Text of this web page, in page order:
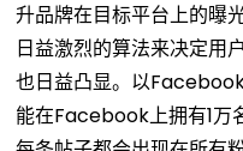
升品牌在目标平台上的曝
日益激烈的算法来决定用
也日益凸显。以
能在Facebook上拥有1万